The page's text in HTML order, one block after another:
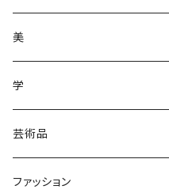
調味料
加工品
ジュース
ジュース
野菜
果物
野菜
美
ヘアケア
化粧品
学
芸術品
皿
ファッション